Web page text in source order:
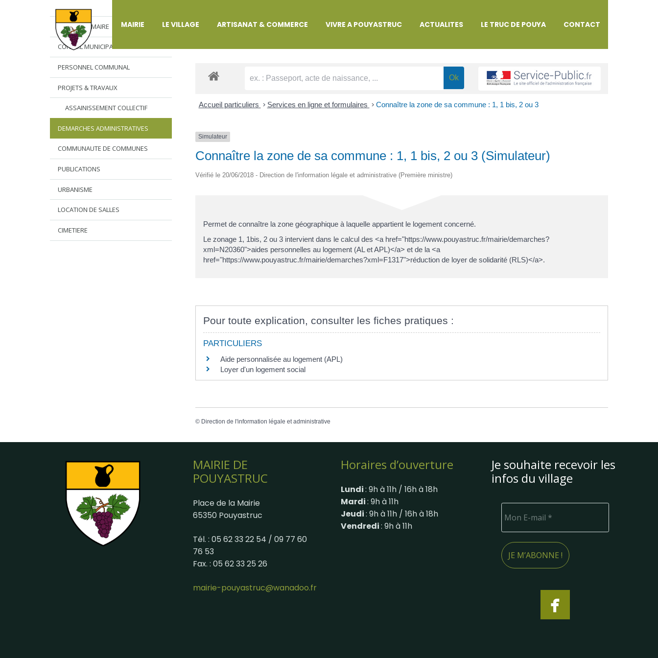
MAIRIE LE VILLAGE ARTISANAT & COMMERCE VIVRE A POUYASTRUC ACTUALITES LE TRUC DE POUYA CONTACT
L’EDITO DU MAIRE
CONSEIL MUNICIPAL
PERSONNEL COMMUNAL
PROJETS & TRAVAUX
ASSAINISSEMENT COLLECTIF
DEMARCHES ADMINISTRATIVES
COMMUNAUTE DE COMMUNES
PUBLICATIONS
URBANISME
LOCATION DE SALLES
CIMETIERE
DÉMARCHES ADMINISTRATIVES
Accueil particuliers > Services en ligne et formulaires > Connaître la zone de sa commune : 1, 1 bis, 2 ou 3
Simulateur
Connaître la zone de sa commune : 1, 1 bis, 2 ou 3 (Simulateur)
Vérifié le 20/06/2018 - Direction de l'information légale et administrative (Première ministre)
Permet de connaître la zone géographique à laquelle appartient le logement concerné.
Le zonage 1, 1bis, 2 ou 3 intervient dans le calcul des <a href="https://www.pouyastruc.fr/mairie/demarches?
xml=N20360">aides personnelles au logement (AL et APL)</a> et de la <a
href="https://www.pouyastruc.fr/mairie/demarches?xml=F1317">réduction de loyer de solidarité (RLS)</a>.
Pour toute explication, consulter les fiches pratiques :
PARTICULIERS
Aide personnalisée au logement (APL)
Loyer d'un logement social
© Direction de l'information légale et administrative
MAIRIE DE
POUYASTRUC
Place de la Mairie
65350 Pouyastruc
Tél. : 05 62 33 22 54 / 09 77 60
76 53
Fax. : 05 62 33 25 26
mairie-pouyastruc@wanadoo.fr
Horaires d’ouverture
Lundi: 9h à 11h / 16h à 18h
Mardi: 9h à 11h
Jeudi: 9h à 11h / 16h à 18h
Vendredi: 9h à 11h
Je souhaite recevoir les
infos du village